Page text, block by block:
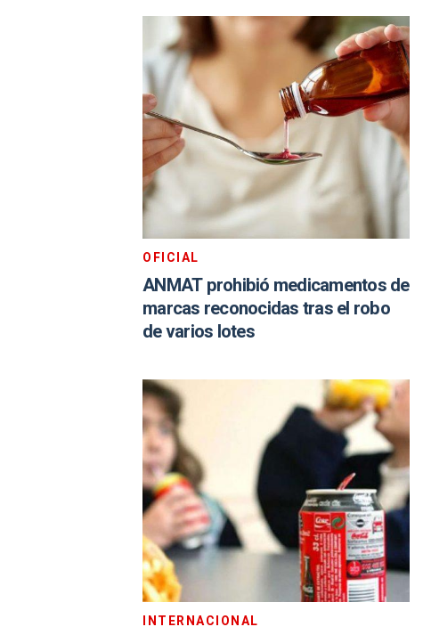
OFICIAL
ANMAT prohibió medicamentos de
marcas reconocidas tras el robo
de varios lotes
INTERNACIONAL